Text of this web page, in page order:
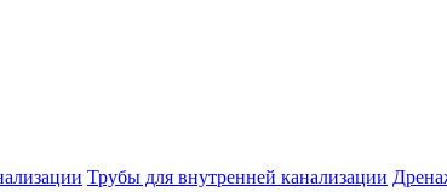
Трубы для внутренней канализации